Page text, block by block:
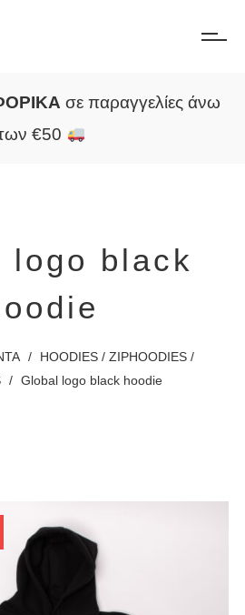
σε παραγγελίες άνω
€50
logo black
/
HOODIES / ZIPHOODIES /
/ Global logo black hoodie